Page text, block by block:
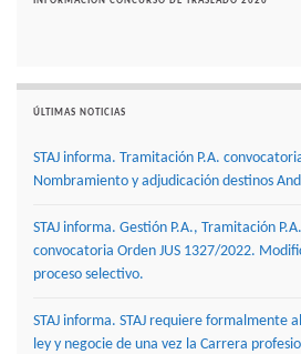
ÚLTIMAS NOTICIAS
STAJ informa. Tramitación P.A.
Nombramiento y adjudicación destinos
STAJ informa. Gestión P.A., Tramitación
convocatoria Orden JUS 1327/2022.
proceso selectivo.
STAJ informa. STAJ requiere formalmente
ley y negocie de una vez la Carrera